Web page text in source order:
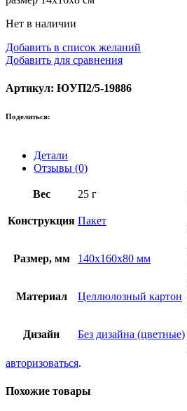
Нет в наличии
Добавить в список желаний
Добавить для сравнения
Артикул: ЮУП2/5-19886
Поделиться:
Детали
Отзывы (0)
Вес 25 г
Конструкция Пакет
Размер, мм 140х160х80 мм
Материал Целлюлозный картон
Дизайн Без дизайна (цветные)
авторизоваться.
Похожие товары